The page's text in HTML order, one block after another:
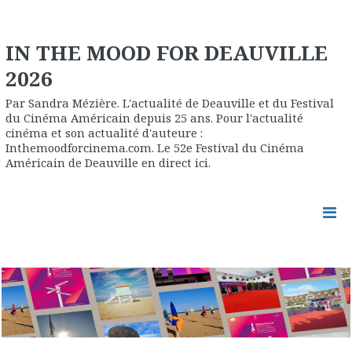
IN THE MOOD FOR DEAUVILLE
2026
Par Sandra Mézière. L'actualité de Deauville et du Festival
du Cinéma Américain depuis 25 ans. Pour l'actualité
cinéma et son actualité d'auteure :
Inthemoodforcinema.com. Le 52e Festival du Cinéma
Américain de Deauville en direct ici.